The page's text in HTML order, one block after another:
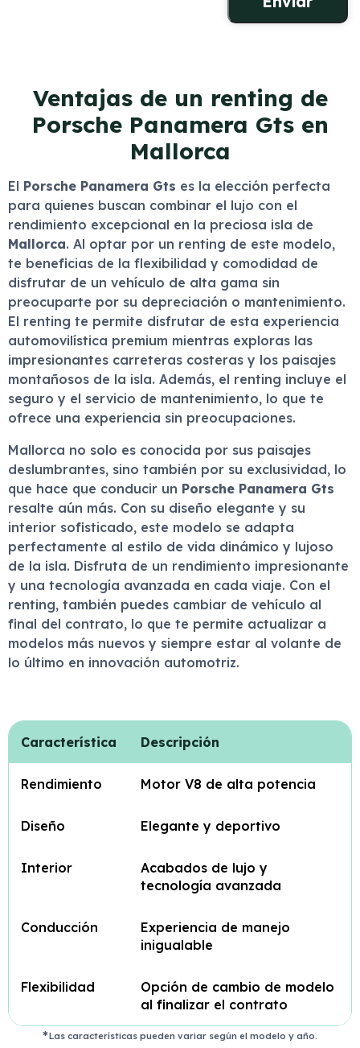
Ventajas de un renting de
Porsche Panamera Gts en
Mallorca
El Porsche Panamera Gts es la elección perfecta
para quienes buscan combinar el lujo con el
rendimiento excepcional en la preciosa isla de
Mallorca. Al optar por un renting de este modelo,
te beneficias de la flexibilidad y comodidad de
disfrutar de un vehículo de alta gama sin
preocuparte por su depreciación o mantenimiento.
El renting te permite disfrutar de esta experiencia
automovilística premium mientras exploras las
impresionantes carreteras costeras y los paisajes
montañosos de la isla. Además, el renting incluye el
seguro y el servicio de mantenimiento, lo que te
ofrece una experiencia sin preocupaciones.
Mallorca no solo es conocida por sus paisajes
deslumbrantes, sino también por su exclusividad, lo
que hace que conducir un Porsche Panamera Gts
resalte aún más. Con su diseño elegante y su
interior sofisticado, este modelo se adapta
perfectamente al estilo de vida dinámico y lujoso
de la isla. Disfruta de un rendimiento impresionante
y una tecnología avanzada en cada viaje. Con el
renting, también puedes cambiar de vehículo al
final del contrato, lo que te permite actualizar a
modelos más nuevos y siempre estar al volante de
lo último en innovación automotriz.
Característica Descripción
Rendimiento Motor V8 de alta potencia
Diseño Elegante y deportivo
Interior
Acabados de lujo y
tecnología avanzada
Conducción
Experiencia de manejo
inigualable
Flexibilidad
Opción de cambio de modelo
al finalizar el contrato
Las características pueden variar según el modelo y año.